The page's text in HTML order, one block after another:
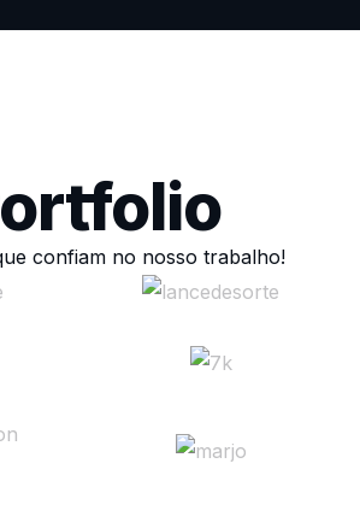
confiam no nosso trabalho!